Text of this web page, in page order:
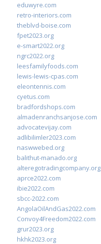
eduwyre.com
retro-interiors.com
theblvd-boise.com
fpet2023.org
e-smart2022.org
ngrc2022.org
leesfamilyfoods.com
lewis-lewis-cpas.com
eleontennis.com
cyetus.com
bradfordshops.com
almadenranchsanjose.com
advocatevijay.com
adlibilimler2023.com
naswwebed.org
balithut-manado.org
alteregotradingcompany.org
aprce2022.com
ibie2022.com
sbcc-2022.com
AngolaOilAndGas2022.com
Convoy4Freedom2022.com
grur2023.org
hkhk2023.org